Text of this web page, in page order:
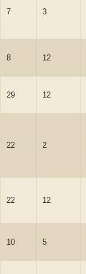
7 3
8 12
29 12
22 2
22 12
10 5